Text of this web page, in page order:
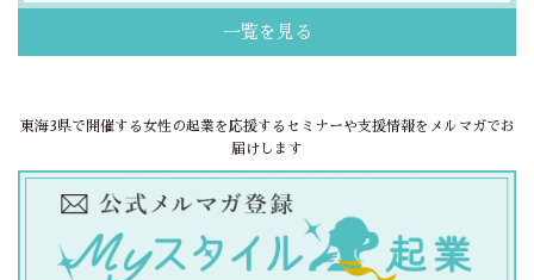
一覧を見る
東海3県で開催する女性の起業を応援するセミナーや支援情報をメルマガでお
届けします